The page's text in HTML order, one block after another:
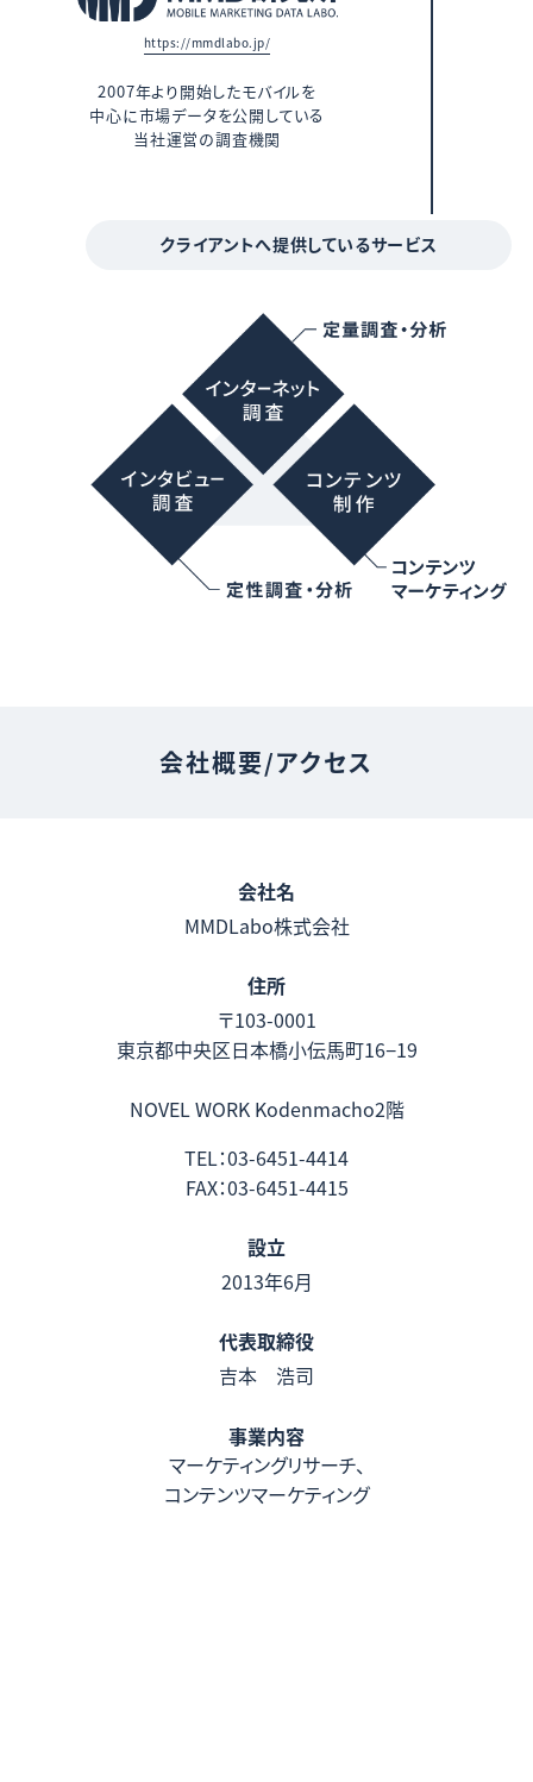
https://mmdlabo.jp/
2007年より開始したモバイルを
中心に市場データを公開している
当社運営の調査機関
クライアントへ提供しているサービス
会社概要/アクセス
会社名
MMDLabo株式会社
住所
〒103-0001
東京都中央区日本橋小伝馬町16−19
NOVEL WORK Kodenmacho2階
TEL：03-6451-4414
FAX：03-6451-4415
設立
2013年6月
代表取締役
吉本 浩司
事業内容
マーケティングリサーチ、
コンテンツマーケティング